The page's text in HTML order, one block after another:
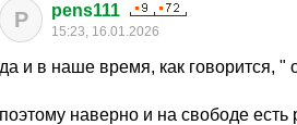
P pens111
15:23, 16.01.2026
да и в наше время, как говорится, "
поэтому наверно и на свободе